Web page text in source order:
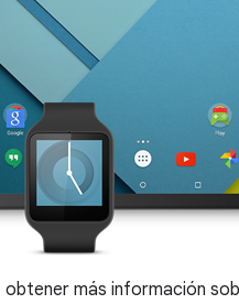
obtener más información